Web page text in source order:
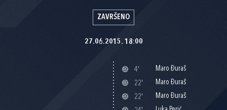
ZAVRŠENO
27.06.2015. 18:00
4'
Maro Đuraš
22'
Maro Đuraš
22'
Maro Đuraš